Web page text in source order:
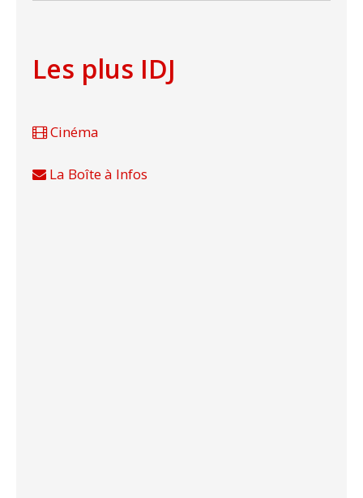
Les plus IDJ
Cinéma
La Boîte à Infos